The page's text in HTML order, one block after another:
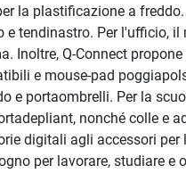
la plastificazione a
tendinastro. Per l'ufficio,
Inoltre, Q-Connect
e mouse-pad
e portaombrelli. Per la
nonché colle e
digitali agli accessori
per lavorare, studiare e